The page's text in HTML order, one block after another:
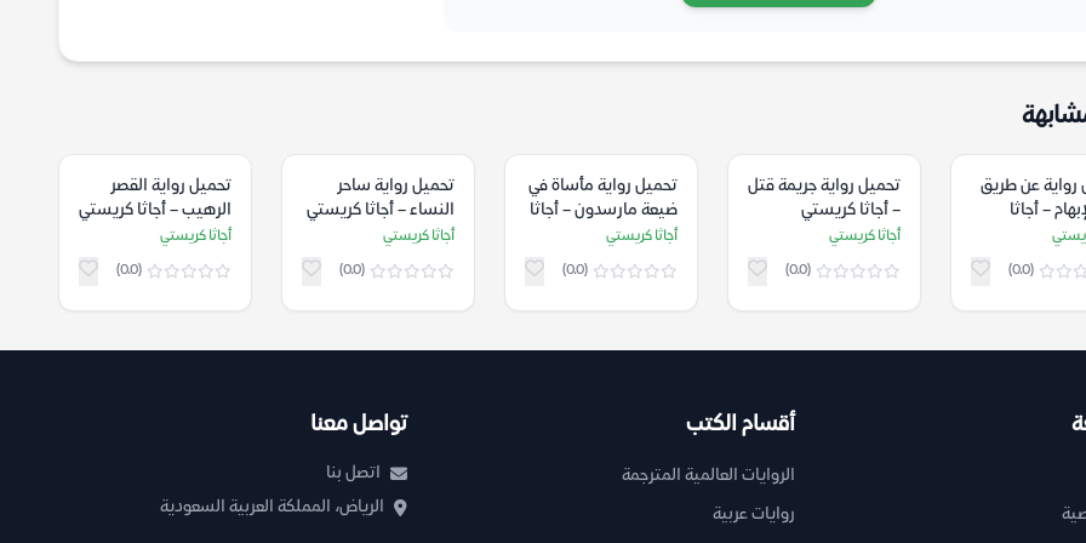
رواية عن طريق
– أجاثا
(0.0)
تحميل رواية جريمة قتل
– أجاثا كريستي
أجاثا كريستي
(0.0)
تحميل رواية مأساة في
ضيعة مارسدون – أجاثا
كريستي
أجاثا كريستي
(0.0)
تحميل رواية ساحر
النساء – أجاثا كريستي
أجاثا كريستي
(0.0)
تحميل رواية القصر
الرهيب – أجاثا كريستي
أجاثا كريستي
(0.0)
أقسام الكتب
الروايات العالمية المترجمة
روايات عربية
تواصل معنا
اتصل بنا
الرياض، المملكة العربية السعودية